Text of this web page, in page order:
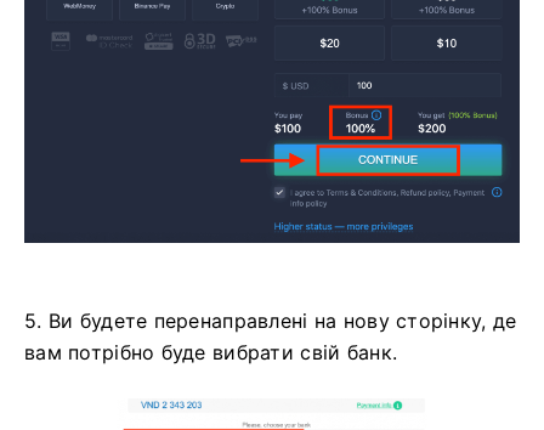
5. Ви будете перенаправлені на нову сторінку, де
вам потрібно буде вибрати свій банк.